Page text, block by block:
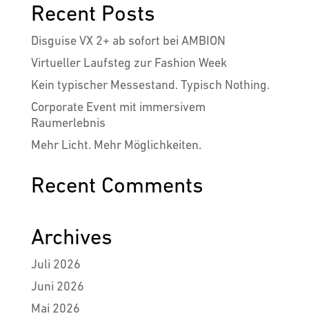
Recent Posts
Disguise VX 2+ ab sofort bei AMBION
Virtueller Laufsteg zur Fashion Week
Kein typischer Messestand. Typisch Nothing.
Corporate Event mit immersivem
Raumerlebnis
Mehr Licht. Mehr Möglichkeiten.
Recent Comments
Archives
Juli 2026
Juni 2026
Mai 2026